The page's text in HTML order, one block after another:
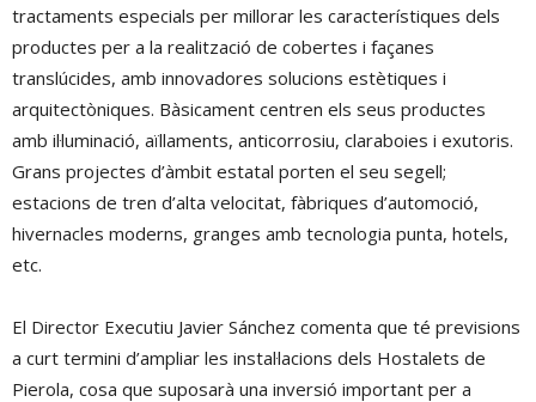
tractaments especials per millorar les característiques dels
productes per a la realització de cobertes i façanes
translúcides, amb innovadores solucions estètiques i
arquitectòniques. Bàsicament centren els seus productes
amb il·luminació, aïllaments, anticorrosiu, claraboies i exutoris.
Grans projectes d’àmbit estatal porten el seu segell;
estacions de tren d’alta velocitat, fàbriques d’automoció,
hivernacles moderns, granges amb tecnologia punta, hotels,
etc.
El Director Executiu Javier Sánchez comenta que té previsions
a curt termini d’ampliar les instal·lacions dels Hostalets de
Pierola, cosa que suposarà ​una inversió important per a